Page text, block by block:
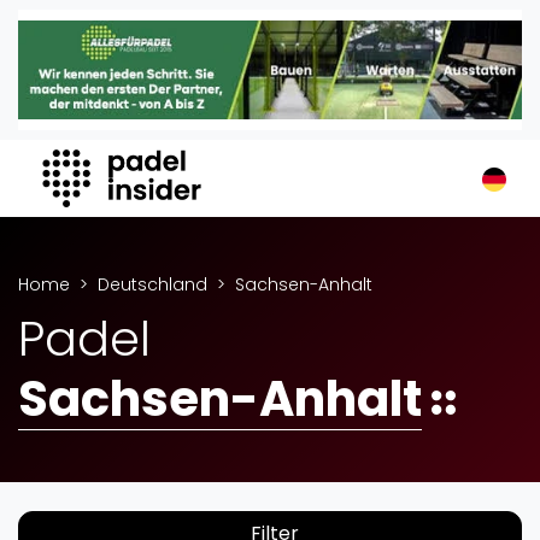
Padel Insider
Home
Organisationen
Buchungssysteme
Padel-Marken
Verschiedenes
Veranstaltungen
International
Playtomic
Home Deutschland Sachsen-Anhalt
Padel
Sachsen-Anhalt
Filter